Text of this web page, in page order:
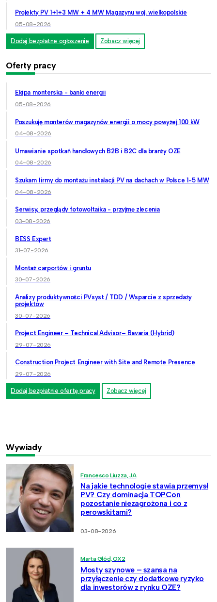
Projekty PV 1+1+3 MW + 4 MW Magazynu woj. wielkopolskie
05-08-2026
Dodaj bezpłatne ogłoszenie Zobacz więcej
Oferty pracy
Ekipa monterska - banki energii
05-08-2026
Poszukuję monterów magazynów energii o mocy powyżej 100 kW
04-08-2026
Umawianie spotkań handlowych B2B i B2C dla branży OZE
04-08-2026
Szukam firmy do montażu instalacji PV na dachach w Polsce 1-5 MW
04-08-2026
Serwisy, przeglądy fotowoltaika - przyjmę zlecenia
03-08-2026
BESS Expert
31-07-2026
Montaż carportów i gruntu
30-07-2026
Analizy produktywności PVsyst / TDD / Wsparcie z sprzedaży
projektów
30-07-2026
Project Engineer – Technical Advisor– Bavaria (Hybrid)
29-07-2026
Construction Project Engineer with Site and Remote Presence
29-07-2026
Dodaj bezpłatnie ofertę pracy Zobacz więcej
Wywiady
Francesco Liuzza, JA
Na jakie technologie stawia przemysł
PV? Czy dominacja TOPCon
pozostanie niezagrożona i co z
perowskitami?
03-08-2026
Marta Głód, OX2
Mosty szynowe – szansa na
przyłączenie czy dodatkowe ryzyko
dla inwestorów z rynku OZE?